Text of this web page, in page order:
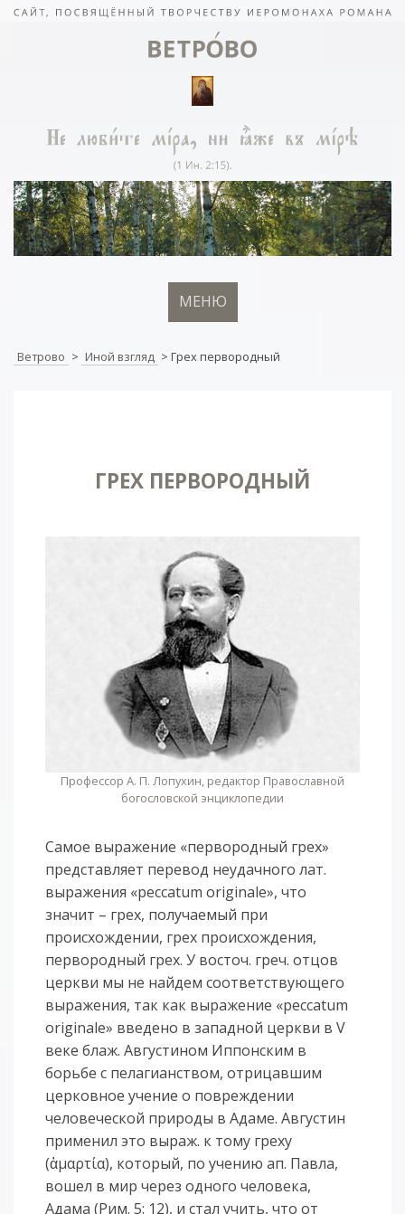
МЕНЮ
Ветрово > Иной взгляд > Грех первородный
ГРЕХ ПЕРВОРОДНЫЙ
Профессор А. П. Лопухин, редактор Православной
богословской энциклопедии
Самое выражение «первородный грех»
представляет перевод неудачного лат.
выражения «peccatum originale», что
значит – грех, получаемый при
происхождении, грех происхождения,
первородный грех. У восточ. греч. отцов
церкви мы не найдем соответствующего
выражения, так как выражение «peccatum
originale» введено в западной церкви в V
веке блаж. Августином Иппонским в
борьбе с пелагианством, отрицавшим
церковное учение о повреждении
человеческой природы в Адаме. Августин
применил это выраж. к тому греху
(ἁμαρτία), который, по учению ап. Павла,
вошел в мир через одного человека,
Адама (Рим. 5: 12), и стал учить, что от